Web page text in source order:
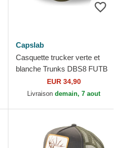
Capslab
Casquette trucker verte et
blanche Trunks DBS8 FUTB
Dragon Ball Capslab
EUR 34,90
Livraison demain, 7 aout